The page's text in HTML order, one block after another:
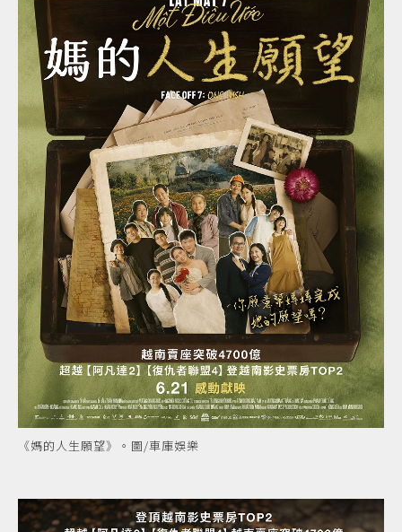
《媽的人生願望》。圖/車庫娛樂